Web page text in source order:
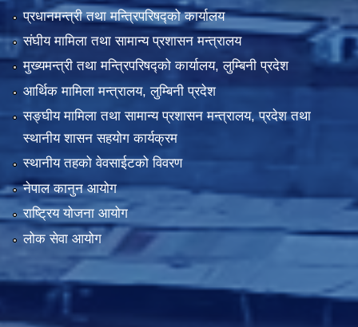
प्रधानमन्त्री तथा मन्त्रिपरिषद्को कार्यालय
संघीय मामिला तथा सामान्य प्रशासन मन्त्रालय
मुख्यमन्त्री तथा मन्त्रिपरिषद्को कार्यालय, लुम्बिनी प्रदेश
आर्थिक मामिला मन्त्रालय, लुम्बिनी प्रदेश
सङ्घीय मामिला तथा सामान्य प्रशासन मन्त्रालय, प्रदेश तथा
स्थानीय शासन सहयोग कार्यक्रम
स्थानीय तहको वेवसाईटको विवरण
नेपाल कानुन आयोग
राष्ट्रिय योजना आयोग
लोक सेवा आयोग